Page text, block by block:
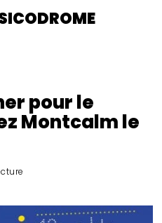
pour le
Montcalm le